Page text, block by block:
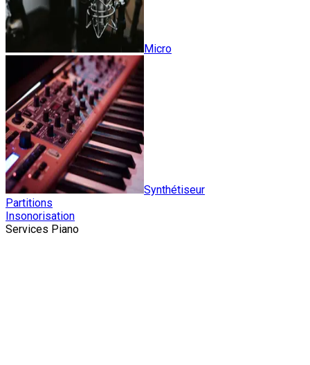
Micro
Synthétiseur
Partitions
Insonorisation
Services Piano